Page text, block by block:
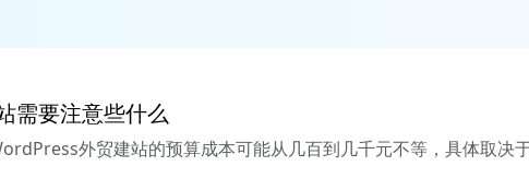
需要注意些什么
外贸建站的预算成本可能从几百到几千元不等，具体取决